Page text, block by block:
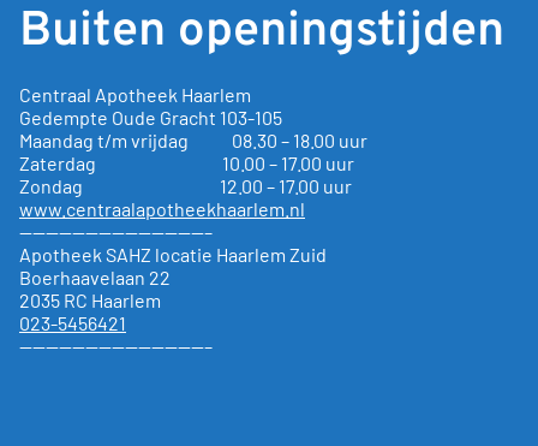
Buiten openingstijden
Centraal Apotheek Haarlem
Gedempte Oude Gracht 103-105
Maandag t/m vrijdag 08.30 – 18.00 uur
Zaterdag 10.00 – 17.00 uur
Zondag 12.00 – 17.00 uur
www.centraalapotheekhaarlem.nl
——————————————–
Apotheek SAHZ locatie Haarlem Zuid
Boerhaavelaan 22
2035 RC Haarlem
023-5456421
——————————————–